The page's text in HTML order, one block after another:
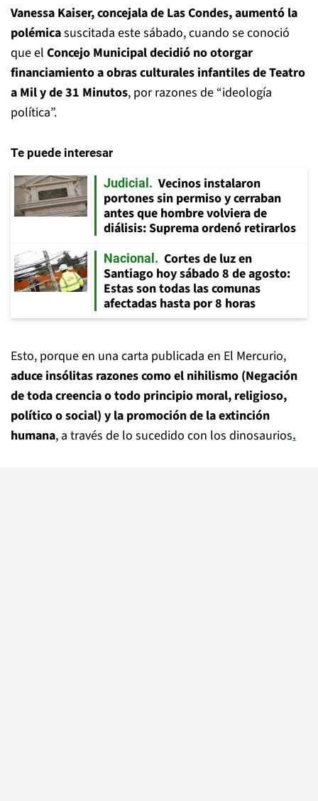
Vanessa Kaiser, concejala de Las Condes, aumentó la
polémicasuscitada este sábado, cuando se conoció
que el Concejo Municipal decidió no otorgar
financiamiento a obras culturales infantiles de Teatro
a Mil y de 31 Minutos, por razones de “ideología
política”.
Te puede interesar
Judicial
Vecinos instalaron
portones sin permiso y cerraban
antes que hombre volviera de
diálisis: Suprema ordenó retirarlos
Nacional
Cortes de luz en
Santiago hoy sábado 8 de agosto:
Estas son todas las comunas
afectadas hasta por 8 horas
Esto, porque en una carta publicada en El Mercurio,
aduce insólitas razones como el nihilismo (Negación
de toda creencia o todo principio moral, religioso,
político o social) y la promoción de la extinción
humana, a través de lo sucedido con los dinosaurios.